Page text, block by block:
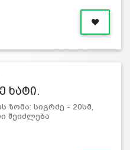
ხატი.
ზომა: სიგრძე - 20სმ,
შეიძლება